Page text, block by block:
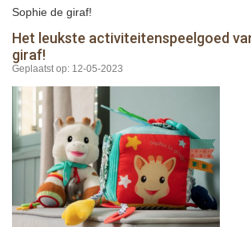
Sophie de giraf!
Het leukste activiteitenspeelgoed
giraf!
Geplaatst op: 12-05-2023